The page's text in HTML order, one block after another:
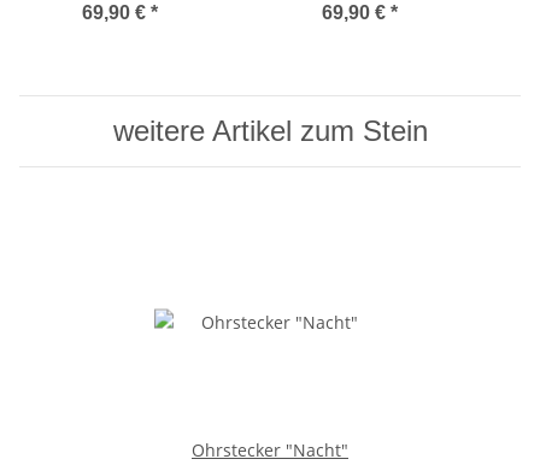
69,90 € * 69,90 € *
weitere Artikel zum Stein
Ohrstecker "Nacht"